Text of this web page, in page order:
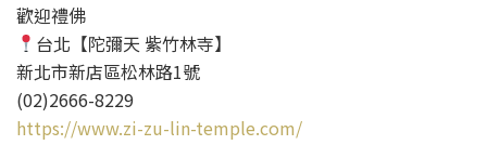
歡迎禮佛
台北【陀彌天 紫竹林寺】
新北市新店區松林路1號
(02)2666-8229
https://www.zi-zu-lin-temple.com/